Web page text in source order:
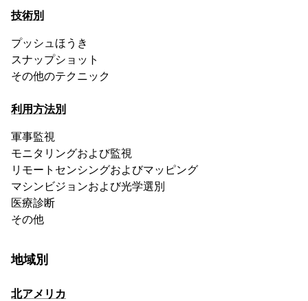
技術別
プッシュほうき
スナップショット
その他のテクニック
利用方法別
軍事監視
モニタリングおよび監視
リモートセンシングおよびマッピング
マシンビジョンおよび光学選別
医療診断
その他
地域別
北アメリカ